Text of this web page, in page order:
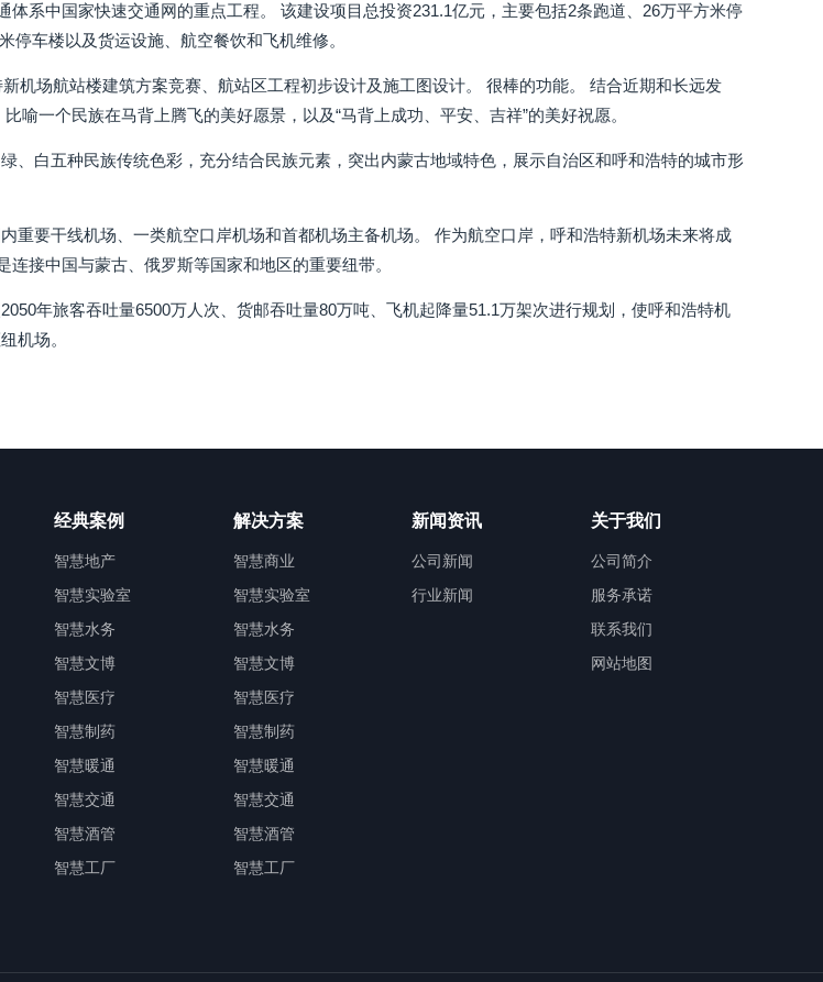
体系中国家快速交通网的重点工程。 该建设项目总投资231.1亿元，主要包括2条跑道、26万平方米停
停车楼以及货运设施、航空餐饮和飞机维修。
机场航站楼建筑方案竞赛、航站区工程初步设计及施工图设计。 很棒的功能。 结合近期和长远发
喻一个民族在马背上腾飞的美好愿景，以及“马背上成功、平安、吉祥”的美好祝愿。
、白五种民族传统色彩，充分结合民族元素，突出内蒙古地域特色，展示自治区和呼和浩特的城市形
重要干线机场、一类航空口岸机场和首都机场主备机场。 作为航空口岸，呼和浩特新机场未来将成
连接中国与蒙古、俄罗斯等国家和地区的重要纽带。
年旅客吞吐量6500万人次、货邮吞吐量80万吨、飞机起降量51.1万架次进行规划，使呼和浩特机
机场。
经典案例
智慧地产
智慧实验室
智慧水务
智慧文博
智慧医疗
智慧制药
智慧暖通
智慧交通
智慧酒管
智慧工厂
解决方案
智慧商业
智慧实验室
智慧水务
智慧文博
智慧医疗
智慧制药
智慧暖通
智慧交通
智慧酒管
智慧工厂
新闻资讯
公司新闻
行业新闻
关于我们
公司简介
服务承诺
联系我们
网站地图